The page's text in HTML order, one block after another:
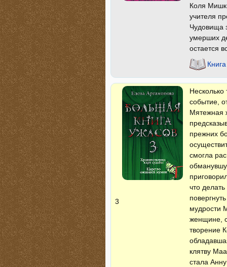
Коля
учителя
Чудовища
умерших
остается
3
событие,
Мятежная
прежних
смогла
что
мудрости
женщине,
творение
клятву
стала